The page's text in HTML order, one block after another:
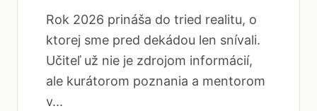
Rok 2026 prináša do tried realitu, o
ktorej sme pred dekádou len snívali.
Učiteľ už nie je zdrojom informácií,
ale kurátorom poznania a mentorom
v...